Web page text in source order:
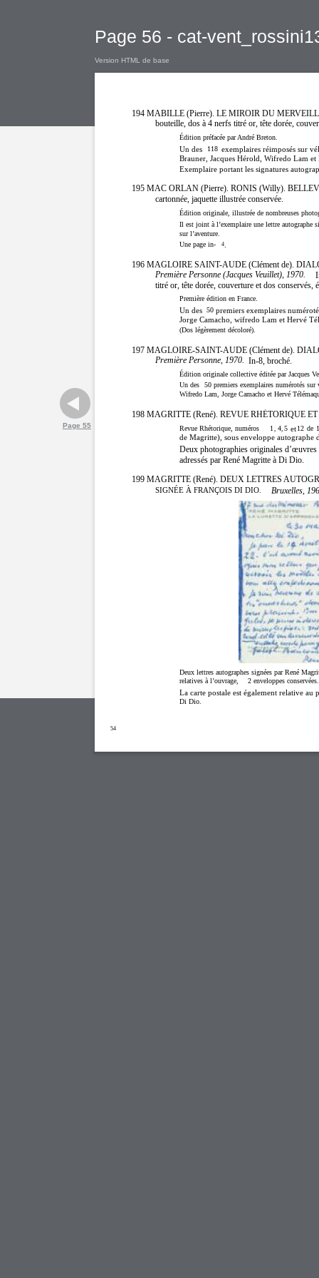
Page 56 - cat-
Version HTML de base
Page 55
54
194 MABILLE (Pierre). LE MIROIR DU
bouteille, dos à 4 nerfs titré or, tête dorée,
Édition préfacée par André Breton.
Un des 118 exemplaires réimposés sur
Brauner, Jacques Hérold, Wifredo Lam et
Exemplaire portant les signatures
195 MAC ORLAN (Pierre). RONIS (Willy).
cartonnée, jaquette illustrée conservée.
Édition originale, illustrée de nombreuses
Il est joint à l’exemplaire une lettre autographe
sur l’aventure.
Une page in-
4
196 MAGLOIRE SAINT-AUDE (Clément de).
Première Personne (Jacques Veuillet), 1970.
titré or, tête dorée, couverture et dos conservés,
Première édition en France.
Un des 50 premiers exemplaires
Jorge Camacho, wifredo Lam et Hervé
(Dos légèrement décoloré).
197 MAGLOIRE-SAINT-AUDE (Clément de).
Première Personne, 1970. In-8, broché.
Édition originale collective éditée par Jacques
Un des
50 premiers exemplaires numérotés
Wifredo Lam, Jorge Camacho et Hervé
198 MAGRITTE (René). REVUE RHÉTORIQUE
Revue Rhétorique, numéros 1 , 4, 5 et 12 de
de Magritte), sous enveloppe autographe
Deux photographies originales
adressés par René Magritte à Di Dio.
199 MAGRITTE (René). DEUX LETTRES
SIGNÉE À FRANÇOIS DI DIO. Bruxelles,
Deux lettres autographes signées par René
relatives à l’ouvrage,
2 enveloppes
La carte postale est également relative au
Di Dio.